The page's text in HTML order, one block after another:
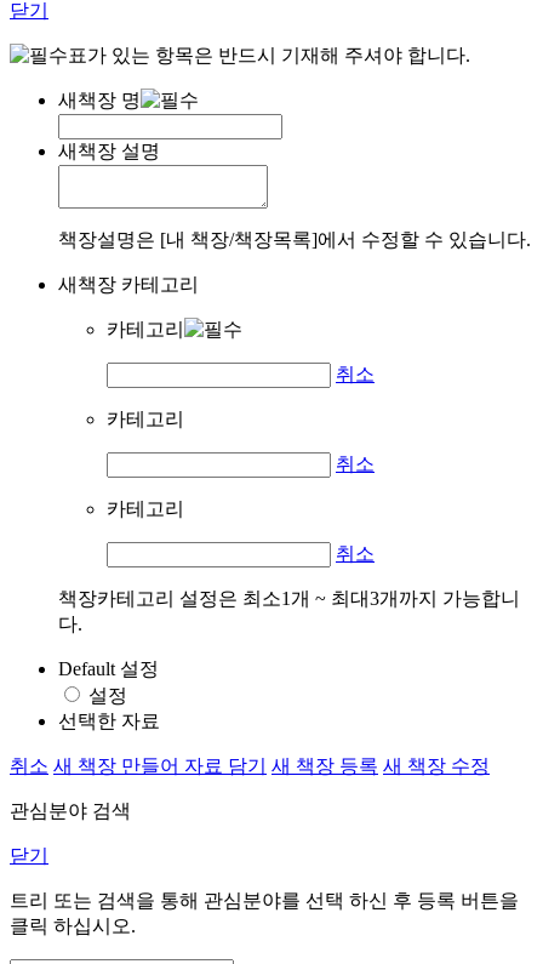
닫기
표가 있는 항목은 반드시 기재해 주셔야 합니다.
새책장 명
새책장 설명
책장설명은 [내 책장/책장목록]에서 수정할 수 있습니다.
새책장 카테고리
카테고리
취소
카테고리
취소
카테고리
취소
책장카테고리 설정은 최소1개 ~ 최대3개까지 가능합니
다.
Default 설정
설정
선택한 자료
취소 새 책장 만들어 자료 담기 새 책장 등록 새 책장 수정
관심분야 검색
닫기
트리 또는 검색을 통해 관심분야를 선택 하신 후 등록 버튼을
클릭 하십시오.